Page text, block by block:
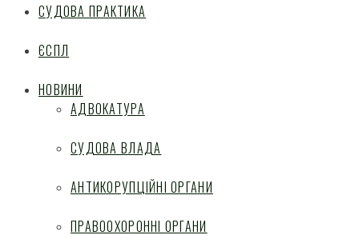
СУДОВА ПРАКТИКА
ЄСПЛ
НОВИНИ
АДВОКАТУРА
СУДОВА ВЛАДА
АНТИКОРУПЦІЙНІ ОРГАНИ
ПРАВООХОРОННІ ОРГАНИ